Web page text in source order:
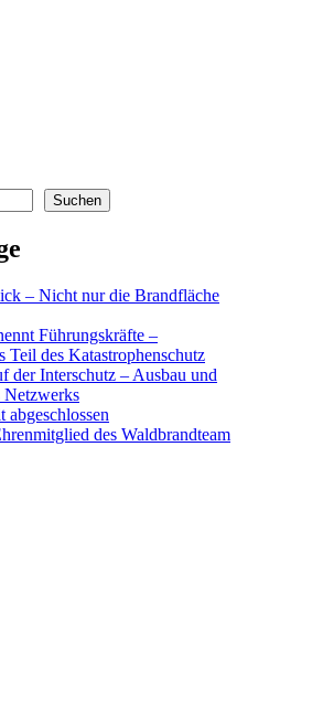
Suchen
– Nicht nur die Brandfläche
Führungskräfte –
Teil des Katastrophenschutz
der Interschutz – Ausbau und
Netzwerks
abgeschlossen
des Waldbrandteam